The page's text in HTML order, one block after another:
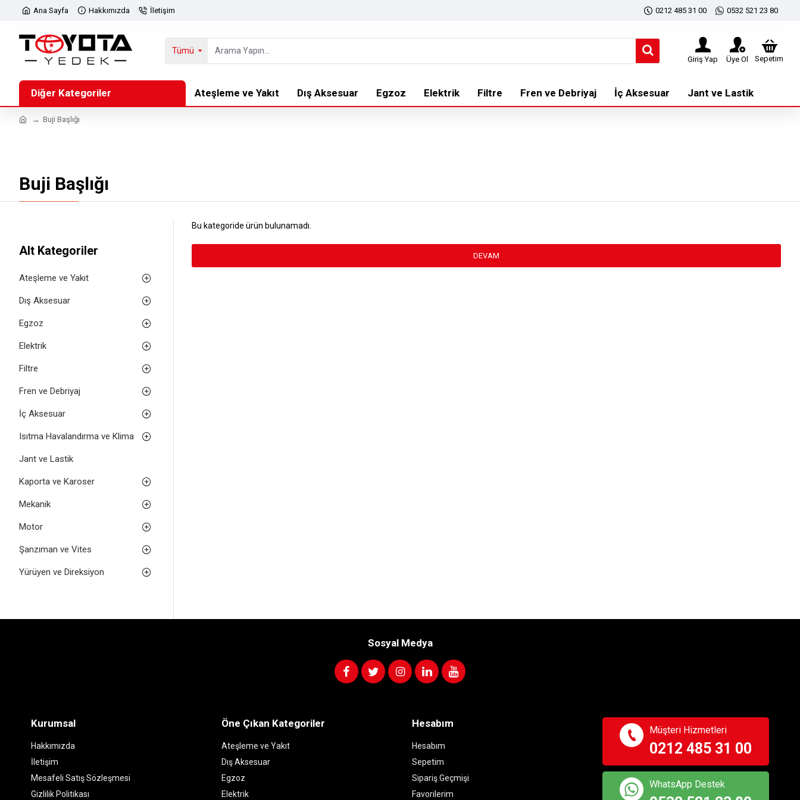
Ana Sayfa Hakkımızda İletişim 0212 485 31 00 0532 521 23 80
Tümü
Giriş Yap Üye Ol Sepetim
Diğer Kategoriler Ateşleme ve Yakıt Dış Aksesuar Egzoz Elektrik Filtre Fren ve Debriyaj İç Aksesuar Jant ve Lastik
Buji Başlığı
Buji Başlığı
Alt Kategoriler
Ateşleme ve Yakıt
Dış Aksesuar
Egzoz
Elektrik
Filtre
Fren ve Debriyaj
İç Aksesuar
Isıtma Havalandırma ve Klima
Jant ve Lastik
Kaporta ve Karoser
Mekanik
Motor
Şanzıman ve Vites
Yürüyen ve Direksiyon
Bu kategoride ürün bulunamadı.
DEVAM
Sosyal Medya
Kurumsal
Hakkımızda
İletişim
Mesafeli Satış Sözleşmesi
Gizlilik Politikası
Öne Çıkan Kategoriler
Ateşleme ve Yakıt
Dış Aksesuar
Egzoz
Elektrik
Hesabım
Hesabım
Sepetim
Sipariş Geçmişi
Favorilerim
Müşteri Hizmetleri
0212 485 31 00
WhatsApp Destek